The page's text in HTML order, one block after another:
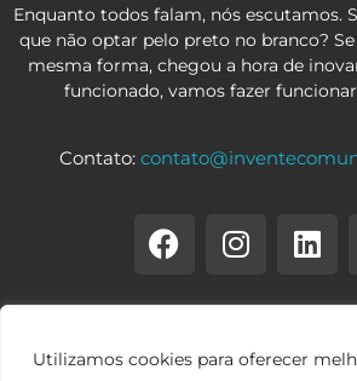
Utilizamos cookies para oferecer
Enquanto todos falam, nós escutamos.
que não optar pelo preto no branco?
mesma forma, chegou a hora de
funcionado, vamos fazer
Contato: